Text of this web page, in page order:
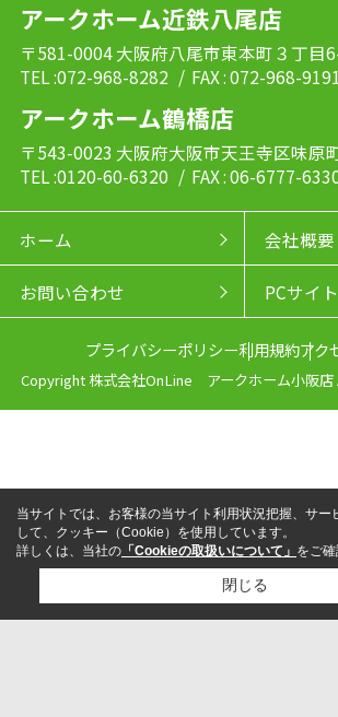
アークホーム近鉄八尾店
〒581-0004 大阪府八尾市東本町３丁目
TEL :072-968-8282 / FAX : 072-968-9191
アークホーム鶴橋店
〒543-0023 大阪府大阪市天王寺区味原
TEL :0120-60-6320 / FAX : 06-6777-
ホーム 会社概要
お問い合わせ PCサイト
プライバシーポリシー利用規約アク
Copyright 株式会社OnLine アークホーム小阪
LINEか
当サイトでは、お客様の当サイト利用状況把握、サー
して、クッキー（Cookie）を使用しています。
詳しくは、当社の 「Cookieの取扱いについて」 をご確
閉じる